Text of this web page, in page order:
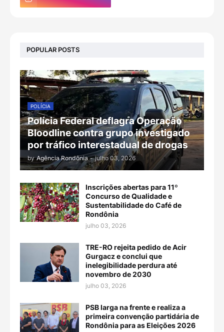
POPULAR POSTS
POLÍCIA
Polícia Federal deflagra Operação
Bloodline contra grupo investigado
por tráfico interestadual de drogas
by Agência Rondônia - julho 03, 2026
Inscrições abertas para 11º
Concurso de Qualidade e
Sustentabilidade do Café de
Rondônia
julho 03, 2026
TRE-RO rejeita pedido de Acir
Gurgacz e conclui que
inelegibilidade perdura até
novembro de 2030
julho 03, 2026
PSB larga na frente e realiza a
primeira convenção partidária de
Rondônia para as Eleições 2026